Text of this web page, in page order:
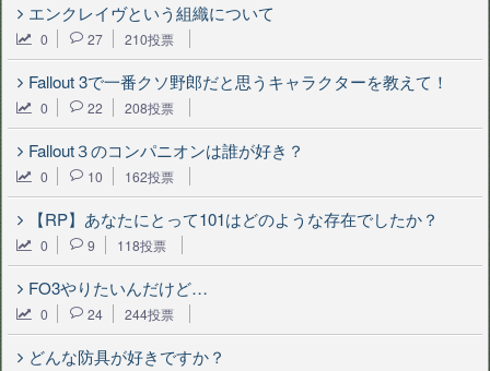
エンクレイヴという組織について
0 27 210投票
Fallout 3で一番クソ野郎だと思うキャラクターを教えて！
0 22 208投票
Fallout３のコンパニオンは誰が好き？
0 10 162投票
【RP】あなたにとって101はどのような存在でしたか？
0 9 118投票
FO3やりたいんだけど…
0 24 244投票
どんな防具が好きですか？